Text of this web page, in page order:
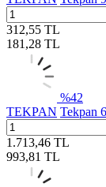
312,55 TL
181,28 TL
%42
TEKPAN Tekpan
1.713,46 TL
993,81 TL